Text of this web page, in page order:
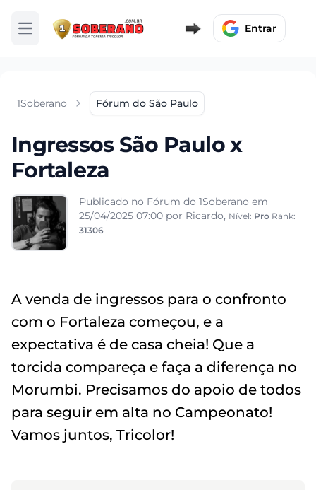
Abrir menu Entrar
1Soberano Fórum do São Paulo
Ingressos São Paulo x
Fortaleza
Publicado no Fórum do 1Soberano em
25/04/2025 07:00 por Ricardo, Nível: Pro Rank:
31306
A venda de ingressos para o confronto
com o Fortaleza começou, e a
expectativa é de casa cheia! Que a
torcida compareça e faça a diferença no
Morumbi. Precisamos do apoio de todos
para seguir em alta no Campeonato!
Vamos juntos, Tricolor!